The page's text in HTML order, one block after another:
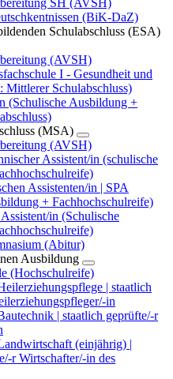
SH (AVSH)
(BiK-DaZ)
Schulabschluss (ESA)
(AVSH)
I - Gesundheit und
Mittlerer Schulabschluss)
(Schulische Ausbildung +
(MSA)
(AVSH)
Assistent/in (schulische
Assistenten/in | SPA
+ Fachhochschulreife)
in (Schulische
(Abitur)
Ausbildung
(Hochschulreife)
| staatlich
in
| staatlich geprüfte/-r
(einjährig) |
r Wirtschafter/-in des